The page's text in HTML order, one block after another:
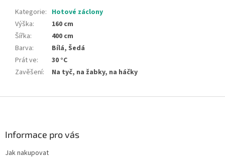
Kategorie: Hotové záclony
Výška:
160 cm
Šířka:
400 cm
Barva:
Bílá, Šedá
Prát ve:
30 °C
Zavěšení: Na tyč, na žabky, na háčky
Informace pro vás
Jak nakupovat